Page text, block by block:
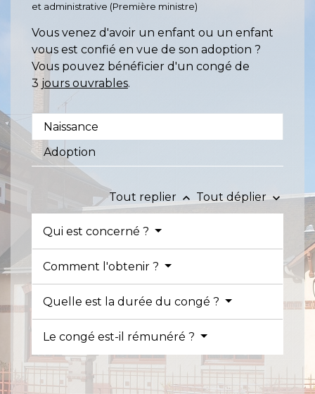
et administrative (Première ministre)
Vous venez d'avoir un enfant ou un enfant
vous est confié en vue de son adoption ?
Vous pouvez bénéficier d'un congé de
3 jours ouvrables.
Naissance
Adoption
Tout replier keyboard_arrow_up Tout déplierkeyboard_arrow_down
Qui est concerné ?
Comment l'obtenir ?
Quelle est la durée du congé ?
Le congé est-il rémunéré ?